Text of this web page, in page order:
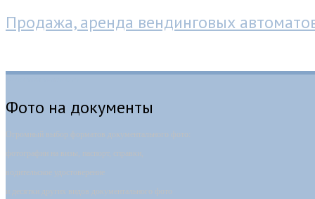
Продажа, аренда вендинговых
Фото на документы
Огромный выбор форматов документального фото:
фотографии на визы, паспорт, справки,
водительское удостоверение
и десятки других видов документального фото